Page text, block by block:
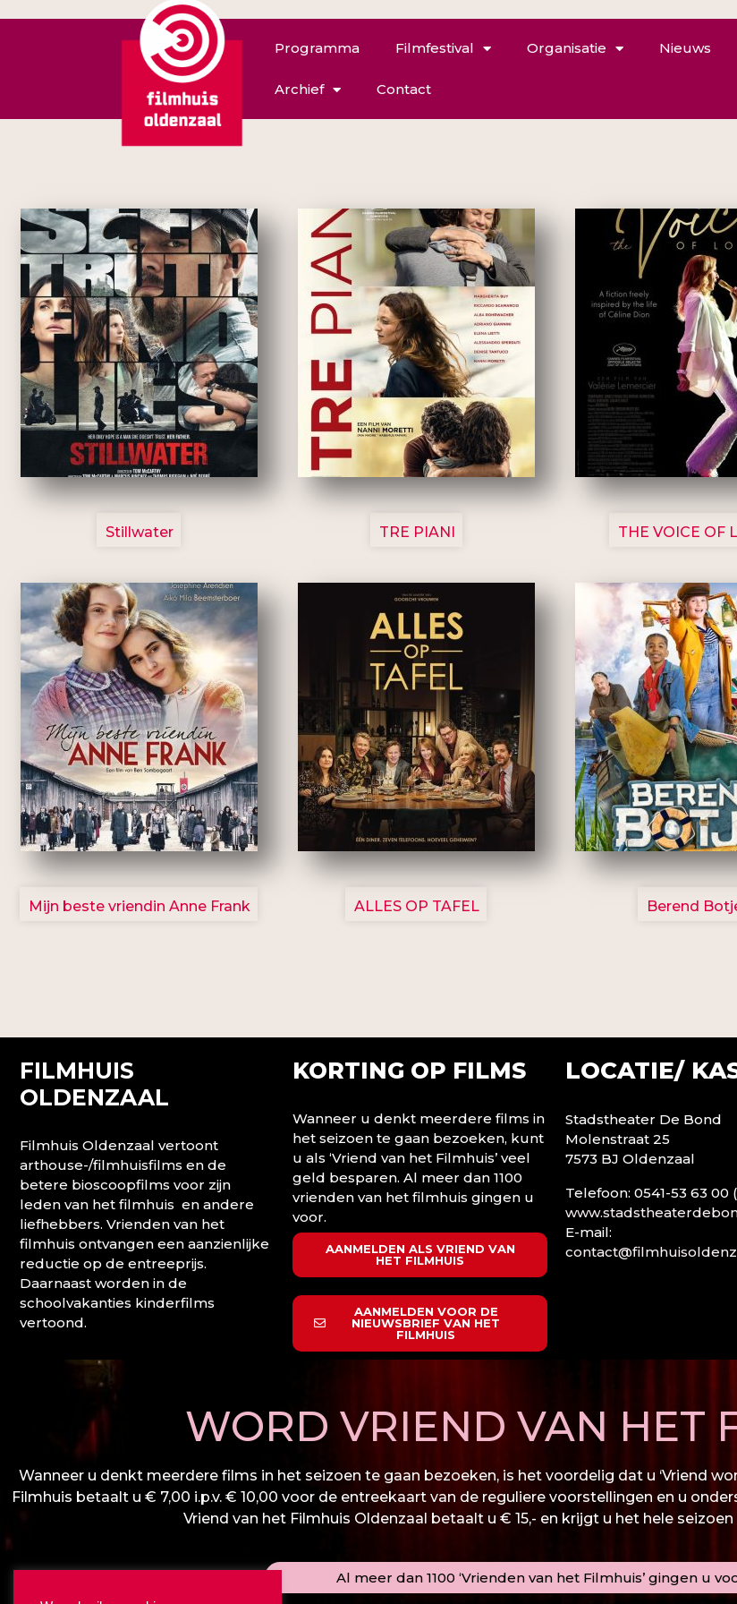
Programma Filmfestival Organisatie Nieuws
Archief Contact
3123
Stillwater
3129
TRE PIANI
3135
THE VOICE OF
2757
Mijn beste vriendin Anne Frank
3154
ALLES OP TAFEL
2799
Berend
FILMHUIS
OLDENZAAL
Filmhuis Oldenzaal vertoont
arthouse-/filmhuisfilms en de
betere bioscoopfilms voor zijn
leden van het filmhuis en andere
liefhebbers. Vrienden van het
filmhuis ontvangen een aanzienlijke
reductie op de entreeprijs.
Daarnaast worden in de
schoolvakanties kinderfilms
vertoond.
KORTING OP FILMS
Wanneer u denkt meerdere films in
het seizoen te gaan bezoeken, kunt
u als ‘Vriend van het Filmhuis’ veel
geld besparen. Al meer dan 1100
vrienden van het filmhuis gingen u
voor.
AANMELDEN ALS VRIEND VAN
HET FILMHUIS
AANMELDEN VOOR DE
NIEUWSBRIEF VAN HET
FILMHUIS
WORD VRIEND VAN HET
Wanneer u denkt meerdere films in het seizoen te gaan bezoeken, is het voordelig dat u ‘Vriend
Filmhuis betaalt u € 7,00 i.p.v. € 10,00 voor de entreekaart van de reguliere voorstellingen en u
Vriend van het Filmhuis Oldenzaal betaalt u € 15,- en krijgt u het hele
Al meer dan 1100 ‘Vrienden van het Filmhuis’ gingen u
LOCATIE/
Stadstheater De Bond
Molenstraat 25
7573 BJ Oldenzaal
Telefoon: 0541-53 63 00
E-mail: